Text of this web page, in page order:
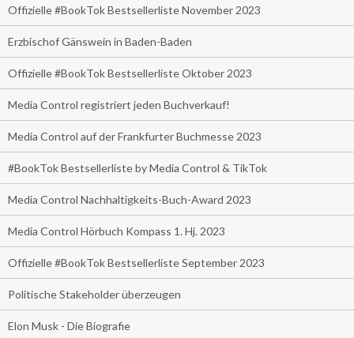
Offizielle #BookTok Bestsellerliste November 2023
Erzbischof Gänswein in Baden-Baden
Offizielle #BookTok Bestsellerliste Oktober 2023
Media Control registriert jeden Buchverkauf!
Media Control auf der Frankfurter Buchmesse 2023
#BookTok Bestsellerliste by Media Control & TikTok
Media Control Nachhaltigkeits-Buch-Award 2023
Media Control Hörbuch Kompass 1. Hj. 2023
Offizielle #BookTok Bestsellerliste September 2023
Politische Stakeholder überzeugen
Elon Musk - Die Biografie